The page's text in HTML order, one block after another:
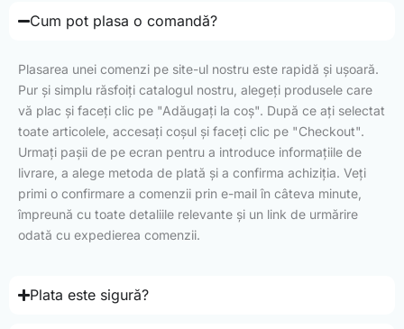
Cum pot plasa o comandă?
Plasarea unei comenzi pe site-ul nostru este rapidă și ușoară.
Pur și simplu răsfoiți catalogul nostru, alegeți produsele care
vă plac și faceți clic pe "Adăugați la coș". După ce ați selectat
toate articolele, accesați coșul și faceți clic pe "Checkout".
Urmați pașii de pe ecran pentru a introduce informațiile de
livrare, a alege metoda de plată și a confirma achiziția. Veți
primi o confirmare a comenzii prin e-mail în câteva minute,
împreună cu toate detaliile relevante și un link de urmărire
odată cu expedierea comenzii.
Plata este sigură?